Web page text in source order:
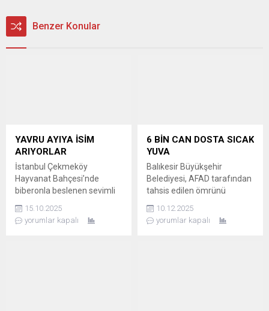
Benzer Konular
YAVRU AYIYA İSİM
ARIYORLAR
İstanbul Çekmeköy
Hayvanat Bahçesi’nde
biberonla beslenen sevimli
başladı. Ziyaretçiler sosyal
medya üzerinden isim
15.10.2025
yorumlar kapalı
6 BİN CAN DOSTA SICAK
YUVA
Balıkesir Büyükşehir
Belediyesi, AFAD tarafından
tahsis edilen ömrünü
can dostlar için sıcak yuvaya
dönüştürdü. Türkiye’de ilk
10.12.2025
yorumlar kapalı